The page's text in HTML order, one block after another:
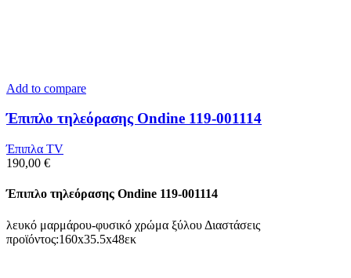
Add to compare
Έπιπλο τηλεόρασης Ondine 119-001114
Έπιπλα TV
190,00 €
Έπιπλο τηλεόρασης Ondine 119-001114
λευκό μαρμάρου-φυσικό χρώμα ξύλου Διαστάσεις
προϊόντος:160x35.5x48εκ